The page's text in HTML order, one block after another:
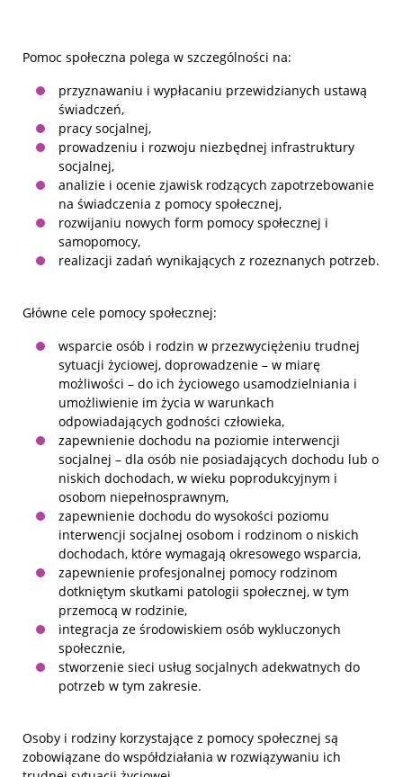
Pomoc społeczna polega w szczególności na:
przyznawaniu i wypłacaniu przewidzianych ustawą
świadczeń,
pracy socjalnej,
prowadzeniu i rozwoju niezbędnej infrastruktury
socjalnej,
analizie i ocenie zjawisk rodzących zapotrzebowanie
na świadczenia z pomocy społecznej,
rozwijaniu nowych form pomocy społecznej i
samopomocy,
realizacji zadań wynikających z rozeznanych potrzeb.
Główne cele pomocy społecznej:
wsparcie osób i rodzin w przezwyciężeniu trudnej
sytuacji życiowej, doprowadzenie – w miarę
możliwości – do ich życiowego usamodzielniania i
umożliwienie im życia w warunkach
odpowiadających godności człowieka,
zapewnienie dochodu na poziomie interwencji
socjalnej – dla osób nie posiadających dochodu lub o
niskich dochodach, w wieku poprodukcyjnym i
osobom niepełnosprawnym,
zapewnienie dochodu do wysokości poziomu
interwencji socjalnej osobom i rodzinom o niskich
dochodach, które wymagają okresowego wsparcia,
zapewnienie profesjonalnej pomocy rodzinom
dotkniętym skutkami patologii społecznej, w tym
przemocą w rodzinie,
integracja ze środowiskiem osób wykluczonych
społecznie,
stworzenie sieci usług socjalnych adekwatnych do
potrzeb w tym zakresie.
Osoby i rodziny korzystające z pomocy społecznej są
zobowiązane do współdziałania w rozwiązywaniu ich